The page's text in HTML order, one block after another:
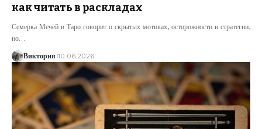
как читать в раскладах
Семерка Мечей в Таро говорит о скрытых мотивах, осторожности и стратегии,
но…
Виктория 10.06.2026